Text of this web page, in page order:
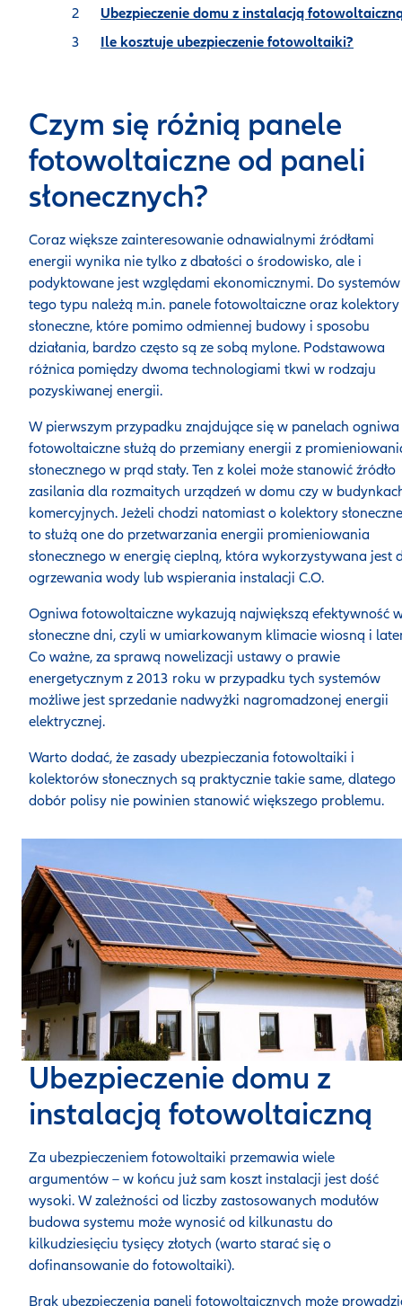
Ubezpieczenie domu z instalacją
Ile kosztuje ubezpieczenie fotowoltaiki?
Czym się różnią panele
fotowoltaiczne od paneli
słonecznych?
Coraz większe zainteresowanie odnawialnymi źródłami
energii wynika nie tylko z dbałości o środowisko, ale i
podyktowane jest względami ekonomicznymi. Do systemów
tego typu należą m.in. panele fotowoltaiczne oraz kolektory
słoneczne, które pomimo odmiennej budowy i sposobu
działania, bardzo często są ze sobą mylone. Podstawowa
różnica pomiędzy dwoma technologiami tkwi w rodzaju
pozyskiwanej energii.
W pierwszym przypadku znajdujące się w panelach ogniwa
fotowoltaiczne służą do przemiany energii z
słonecznego w prąd stały. Ten z kolei może stanowić źródło
zasilania dla rozmaitych urządzeń w domu czy w
komercyjnych. Jeżeli chodzi natomiast o kolektory
to służą one do przetwarzania energii promieniowania
słonecznego w energię cieplną, która wykorzystywana jest
ogrzewania wody lub wspierania instalacji C.O.
Ogniwa fotowoltaiczne wykazują największą efektywność
słoneczne dni, czyli w umiarkowanym klimacie wiosną i
Co ważne, za sprawą nowelizacji ustawy o prawie
energetycznym z 2013 roku w przypadku tych systemów
możliwe jest sprzedanie nadwyżki nagromadzonej energii
elektrycznej.
Warto dodać, że zasady ubezpieczania fotowoltaiki i
kolektorów słonecznych są praktycznie takie same, dlatego
dobór polisy nie powinien stanowić większego problemu.
Ubezpieczenie domu z
instalacją fotowoltaiczną
Za ubezpieczeniem fotowoltaiki przemawia wiele
argumentów – w końcu już sam koszt instalacji jest dość
wysoki. W zależności od liczby zastosowanych modułów
budowa systemu może wynosić od kilkunastu do
kilkudziesięciu tysięcy złotych (warto starać się o
dofinansowanie do fotowoltaiki).
Brak ubezpieczenia paneli fotowoltaicznych może